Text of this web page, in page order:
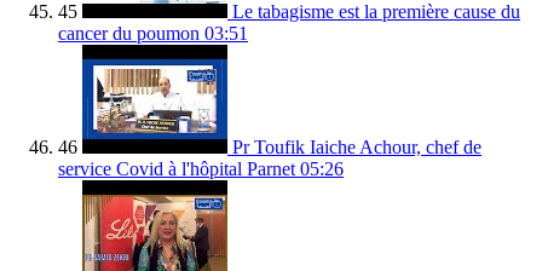
45
Le tabagisme est la première cause du
cancer du poumon 03:51
46
Pr Toufik Iaiche Achour, chef de
service Covid à l'hôpital Parnet 05:26